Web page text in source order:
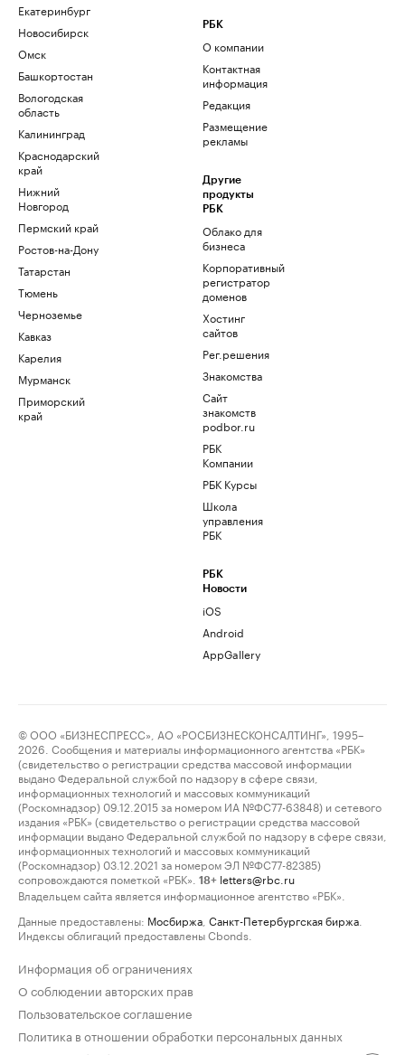
Екатеринбург
Новосибирск
Омск
Башкортостан
Вологодская
область
Калининград
Краснодарский
край
Нижний
Новгород
Пермский край
Ростов-на-Дону
Татарстан
Тюмень
Черноземье
Кавказ
Карелия
Мурманск
Приморский
край
РБК
О компании
Контактная
информация
Редакция
Размещение
рекламы
Другие
продукты
РБК
Облако для
бизнеса
Корпоративный
регистратор
доменов
Хостинг
сайтов
Рег.решения
Знакомства
Сайт
знакомств
podbor.ru
РБК
Компании
РБК Курсы
Школа
управления
РБК
РБК
Новости
iOS
Android
AppGallery
© ООО «БИЗНЕСПРЕСС», АО «РОСБИЗНЕСКОНСАЛТИНГ», 1995–
2026. Сообщения и материалы информационного агентства «РБК»
(свидетельство о регистрации средства массовой информации
выдано Федеральной службой по надзору в сфере связи,
информационных технологий и массовых коммуникаций
(Роскомнадзор) 09.12.2015 за номером ИА №ФС77-63848) и сетевого
издания «РБК» (свидетельство о регистрации средства массовой
информации выдано Федеральной службой по надзору в сфере связи,
информационных технологий и массовых коммуникаций
(Роскомнадзор) 03.12.2021 за номером ЭЛ №ФС77-82385)
сопровождаются пометкой «РБК».
18+ letters@rbc.ru
Владельцем сайта является информационное агентство «РБК».
Данные предоставлены: Мосбиржа Санкт-Петербургская биржа
Индексы облигаций предоставлены Cbonds.
Информация об ограничениях
О соблюдении авторских прав
Пользовательское соглашение
Политика в отношении обработки персональных данных